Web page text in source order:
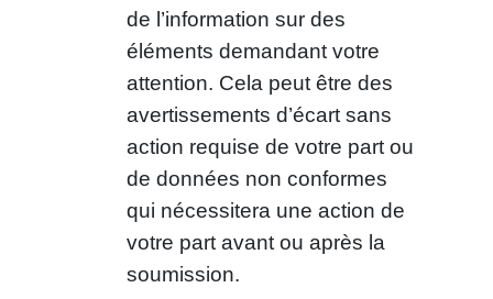
de l’information sur des
éléments demandant votre
attention. Cela peut être des
avertissements d’écart sans
action requise de votre part ou
de données non conformes
qui nécessitera une action de
votre part avant ou après la
soumission.